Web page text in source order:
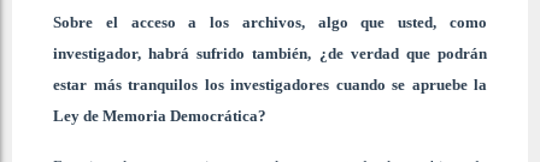
Sobre el acceso a los archivos, algo que usted, como
investigador, habrá sufrido también, ¿de verdad que podrán
estar más tranquilos los investigadores cuando se apruebe la
Ley de Memoria Democrática?